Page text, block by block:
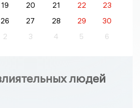
19 20 21 22
23
26 27 28 29
30
2 3 4 5 6
людей